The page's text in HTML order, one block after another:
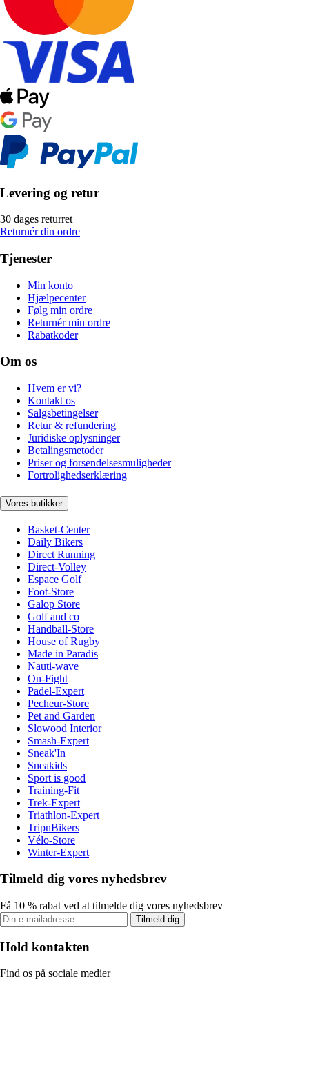
Levering og retur
30 dages returret
Returnér din ordre
Tjenester
Min konto
Hjælpecenter
Følg min ordre
Returnér min ordre
Rabatkoder
Om os
Hvem er vi?
Kontakt os
Salgsbetingelser
Retur & refundering
Juridiske oplysninger
Betalingsmetoder
Priser og forsendelsesmuligheder
Fortrolighedserklæring
Vores butikker
Basket-Center
Daily Bikers
Direct Running
Direct-Volley
Espace Golf
Foot-Store
Galop Store
Golf and co
Handball-Store
House of Rugby
Made in Paradis
Nauti-wave
On-Fight
Padel-Expert
Pecheur-Store
Pet and Garden
Slowood Interior
Smash-Expert
Sneak'In
Sneakids
Sport is good
Training-Fit
Trek-Expert
Triathlon-Expert
TripnBikers
Vélo-Store
Winter-Expert
Tilmeld dig vores nyhedsbrev
Få 10 % rabat ved at tilmelde dig vores nyhedsbrev
Tilmeld dig
Hold kontakten
Find os på sociale medier